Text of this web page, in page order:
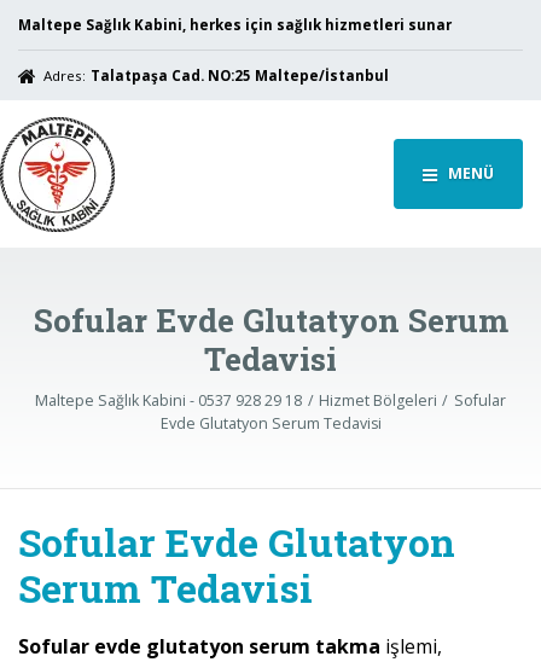
Maltepe Sağlık Kabini, herkes için sağlık hizmetleri sunar
Adres: Talatpaşa Cad. NO:25 Maltepe/İstanbul
MENÜ
Sofular Evde Glutatyon Serum
Tedavisi
Maltepe Sağlık Kabini - 0537 928 29 18 Hizmet Bölgeleri
Sofular
Evde Glutatyon Serum Tedavisi
Sofular Evde Glutatyon
Serum Tedavisi
Sofular evde glutatyon serum takma işlemi,